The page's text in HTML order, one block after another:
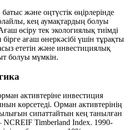
және оңтүстік өңірлерінде
кең аумақтардың болуы
өсіру тек экологиялық тиімді
ағаш өнеркәсібі үшін тұрақты
ететін және инвестициялық
болуы мүмкін.
активтеріне инвестиция
көрсетеді. Орман активтерінің
сипаттайтын кең танылған
NCREIF Timberland Index. 1990-